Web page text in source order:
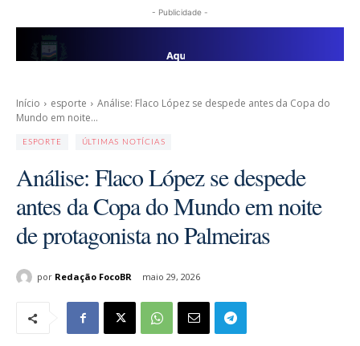
- Publicidade -
Início esporte
Análise: Flaco López se despede antes da Copa do
Mundo em noite...
ESPORTE ÚLTIMAS NOTÍCIAS
Análise: Flaco López se despede
antes da Copa do Mundo em noite
de protagonista no Palmeiras
por Redação FocoBR maio 29, 2026